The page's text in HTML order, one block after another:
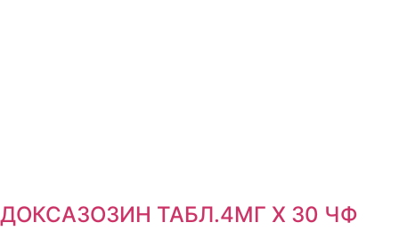
ДОКСАЗОЗИН ТАБЛ.4МГ Х 30 ЧФ